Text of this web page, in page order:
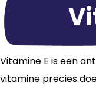
Vitamine E is een
vitamine precies